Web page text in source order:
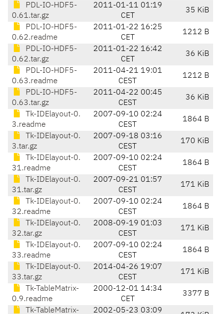
PDL-IO-HDF5-
0.61.tar.gz
2011-01-11 01:19
CET
35 KiB
PDL-IO-HDF5-
0.62.readme
2011-01-22 16:25
CET
1212 B
PDL-IO-HDF5-
0.62.tar.gz
2011-01-22 16:42
CET
36 KiB
PDL-IO-HDF5-
0.63.readme
2011-04-21 19:01
CEST
1212 B
PDL-IO-HDF5-
0.63.tar.gz
2011-04-22 00:45
CEST
36 KiB
Tk-IDElayout-0.
3.readme
2007-09-10 02:24
CEST
1864 B
Tk-IDElayout-0.
3.tar.gz
2007-09-18 03:16
CEST
170 KiB
Tk-IDElayout-0.
31.readme
2007-09-10 02:24
CEST
1864 B
Tk-IDElayout-0.
31.tar.gz
2007-09-21 01:57
CEST
171 KiB
Tk-IDElayout-0.
32.readme
2007-09-10 02:24
CEST
1864 B
Tk-IDElayout-0.
32.tar.gz
2008-09-19 01:03
CEST
171 KiB
Tk-IDElayout-0.
33.readme
2007-09-10 02:24
CEST
1864 B
Tk-IDElayout-0.
33.tar.gz
2014-04-26 19:07
CEST
171 KiB
Tk-TableMatrix-
0.9.readme
2000-12-01 14:34
CET
3377 B
Tk-TableMatrix-
2002-05-23 03:09